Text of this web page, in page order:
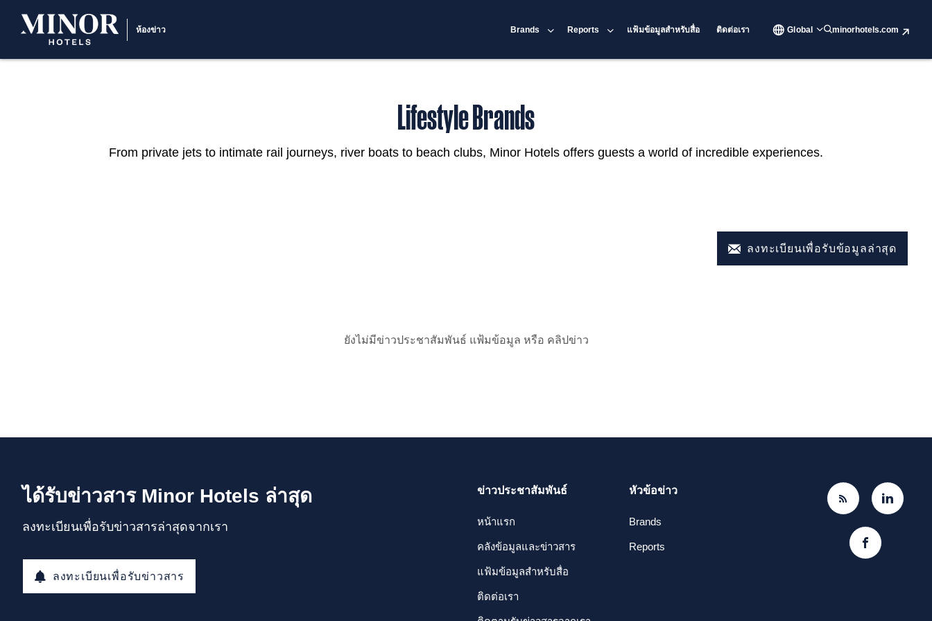
ห้องข่าว Brands Reports แฟ้มข้อมูลสำหรับสื่อ ติดต่อเรา Global minorhotels.com
Lifestyle Brands
From private jets to intimate rail journeys, river boats to beach clubs, Minor Hotels offers guests a world of incredible experiences.
ลงทะเบียนเพื่อรับข้อมูลล่าสุด
ยังไม่มีข่าวประชาสัมพันธ์ แฟ้มข้อมูล หรือ คลิปข่าว
ได้รับข่าวสาร Minor Hotels ล่าสุด
ลงทะเบียนเพื่อรับข่าวสารล่าสุดจากเรา
ลงทะเบียนเพื่อรับข่าวสาร
ข่าวประชาสัมพันธ์
หน้าแรก
คลังข้อมูลและข่าวสาร
แฟ้มข้อมูลสำหรับสื่อ
ติดต่อเรา
หัวข้อข่าว
Brands
Reports